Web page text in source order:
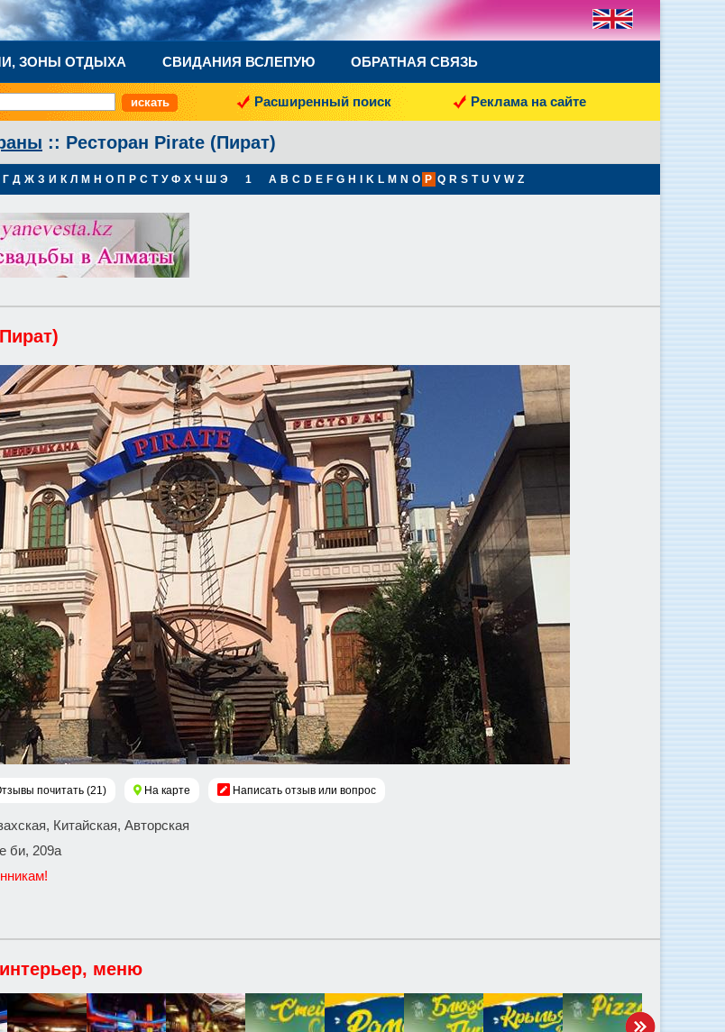
ЗОНЫ ОТДЫХА СВИДАНИЯ ВСЛЕПУЮ ОБРАТНАЯ СВЯЗЬ
Расширенный поиск Реклама на сайте
:: Ресторан Pirate (Пират)
Г Д Ж З И К Л М Н О П Р С Т У Ф Х Ч Ш Э 1 A B C D E F G H K L M N O P Q R S T U V W Z
почитать (21) На карте Написать отзыв или вопрос
Китайская, Авторская
би, 209а
меню